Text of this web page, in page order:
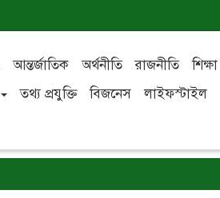
আন্তর্জাতিক অর্থনীতি রাজনীতি শিক্ষা
তথ্য প্রযুক্তি বিজনেস লাইফস্টাইল